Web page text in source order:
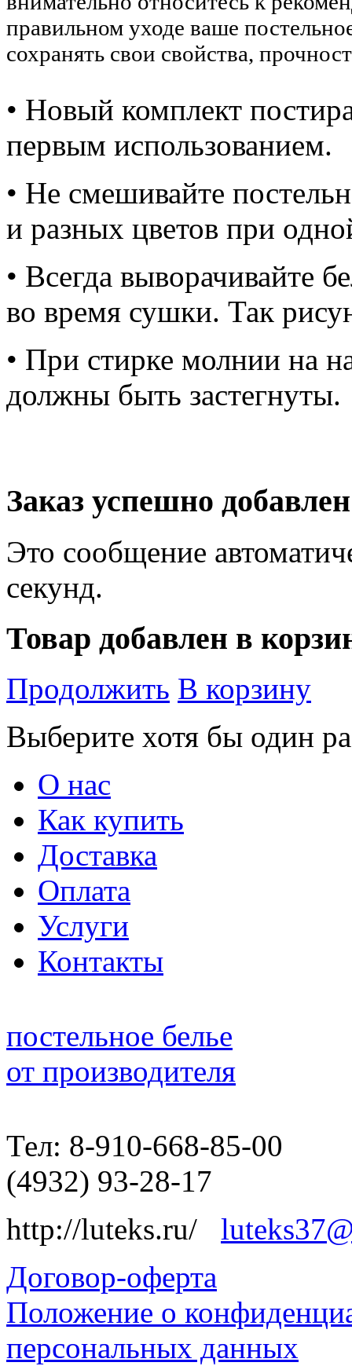
правильном уходе ваше
сохранять свои свойства,
• Новый комплект
первым использованием.
• Не смешивайте
и разных цветов при
• Всегда выворачивайте
во время сушки. Так
• При стирке молнии на
должны быть застегнуты.
Заказ успешно
Это сообщение
секунд.
Товар добавлен в
Продолжить В корзину
Выберите хотя бы один
О нас
Как купить
Доставка
Оплата
Услуги
Контакты
постельное белье
от производителя
Тел: 8-910-668-85-00
(4932) 93-28-17
http://luteks.ru/
Договор-оферта
Положение о
персональных данных